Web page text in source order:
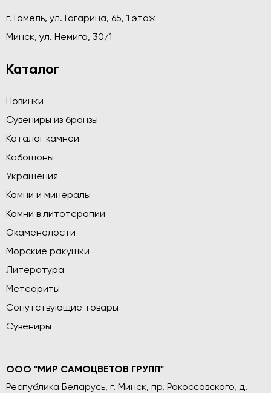
г. Гомель, ул. Гагарина, 65, 1 этаж
Минск, ул. Немига, 30/1
Каталог
Новинки
Сувениры из бронзы
Каталог камней
Кабошоны
Украшения
Камни и минералы
Камни в литотерапии
Окаменелости
Морские ракушки
Литература
Метеориты
Сопутствующие товары
Сувениры
ООО "МИР САМОЦВЕТОВ ГРУПП"
Республика Беларусь, г. Минск, пр. Рокоссовского, д.